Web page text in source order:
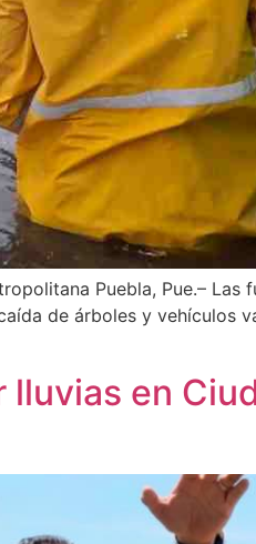
Puebla, Pue.–
de árboles y vehículos
en